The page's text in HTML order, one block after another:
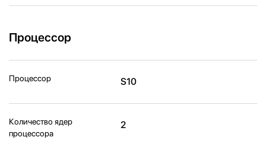
Процессор
Процессор S10
Количество ядер
процессора
2